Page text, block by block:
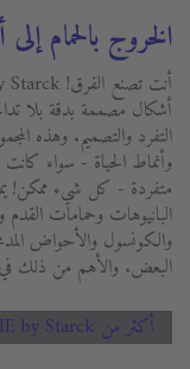
الخروج بالحمام
أشكال مصممة بدقة بلا
التفرد والتصميم. وهذه
وأنماط الحياة - سواء
متفردة - كل شيء ممكن!
البانيوهات وحمامات
والكونسول والأحواض
البعض. والأهم من ذلك
أكثر من ME by Starck